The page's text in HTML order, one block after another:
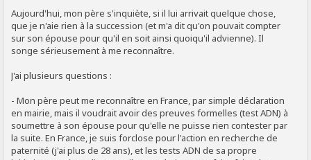
Aujourd'hui, mon père s'inquiète, si il lui arrivait quelque chose,
que je n'aie rien à la succession (et m'a dit qu'on pouvait compter
sur son épouse pour qu'il en soit ainsi quoiqu'il advienne). Il
songe sérieusement à me reconnaître.
J'ai plusieurs questions :
- Mon père peut me reconnaître en France, par simple déclaration
en mairie, mais il voudrait avoir des preuves formelles (test ADN) à
soumettre à son épouse pour qu'elle ne puisse rien contester par
la suite. En France, je suis forclose pour l'action en recherche de
paternité (j'ai plus de 28 ans), et les tests ADN de sa propre